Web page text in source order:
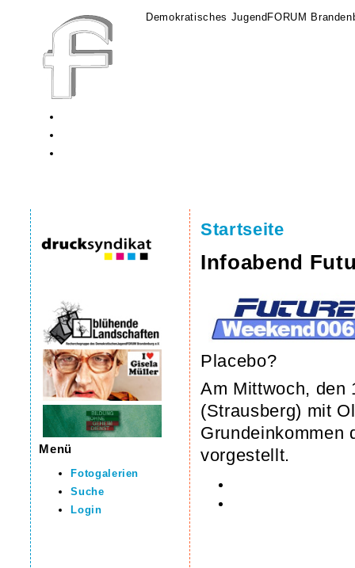
Demokratisches JugendFORUM
Menü
Fotogalerien
Suche
Login
Startseite
Infoabend
Placebo?
Am Mittwoch, den
(Strausberg) mit
Grundeinkommen
vorgestellt.